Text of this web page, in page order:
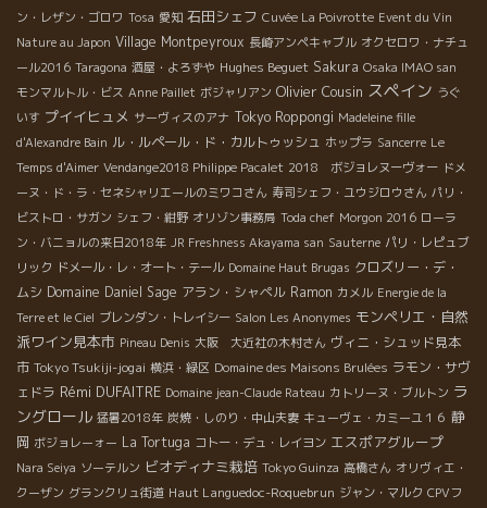
ン・レザン・ゴロワ Tosa 愛知 石田シェフ Cuvée La Poivrotte Event du Vin
Nature au Japon Village Montpeyroux 長崎アンペキャブル オクセロワ・ナチュ
ール2016 Taragona 酒屋・よろずや Hughes Beguet Sakura Osaka IMAO san
モンマルトル・ビス Anne Paillet ボジャリアン Olivier Cousin スペイン うぐ
いす プイイヒュメ サーヴィスのアナ Tokyo Roppongi Madeleine fille
d'Alexandre Bain ル・ルペール・ド・カルトゥッシュ ホップラ Sancerre Le
Temps d'Aimer Vendange2018 Philippe Pacalet 2018 ボジョレヌーヴォー ドメ
ーヌ・ド・ラ・セネシャリエールのミワコさん 寿司シェフ・ユウジロウさん パリ・
ビストロ・サガン シェフ・紺野 オリゾン事務局 Toda chef Morgon 2016 ローラ
ン・バニョルの来日2018年 JR Freshness Akayama san Sauterne パリ・レピュブ
リック ドメール・レ・オート・テール Domaine Haut Brugas クロズリー・デ・
ムシ Domaine Daniel Sage アラン・シャペル Ramon カメル Energie de la
Terre et le Ciel ブレンダン・トレイシー Salon Les Anonymes モンペリエ・自然
派ワイン見本市 Pineau Denis 大阪 大近社の木村さん ヴィニ・シュッド見本
市 Tokyo Tsukiji-jogai 横浜・緑区 Domaine des Maisons Brulées ラモン・サヴ
ェドラ Rémi DUFAITRE Domaine jean-Claude Rateau カトリーヌ・ブルトン ラ
ングロール 猛暑2018年 炭焼・しのり・中山夫妻 キューヴェ・カミーユ１６ 静
岡 ボジョレーォー La Tortuga コトー・デュ・レイヨン エスポアグループ
Nara Seiya ソーテルン ビオディナミ栽培 Tokyo Guinza 高橋さん オリヴィエ・
クーザン グランクリュ街道 Haut Languedoc-Roquebrun ジャン・マルク CPVフ